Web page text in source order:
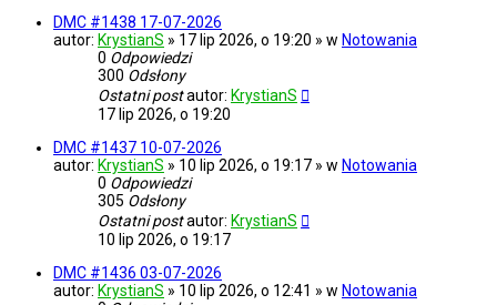
DMC #1438 17-07-2026
autor: KrystianS » 17 lip 2026, o 19:20 » w Notowania
0 Odpowiedzi
300 Odsłony
Ostatni postautor: KrystianS
17 lip 2026, o 19:20
DMC #1437 10-07-2026
autor: KrystianS » 10 lip 2026, o 19:17 » w Notowania
0 Odpowiedzi
305 Odsłony
Ostatni postautor: KrystianS
10 lip 2026, o 19:17
DMC #1436 03-07-2026
autor: KrystianS » 10 lip 2026, o 12:41 » w Notowania